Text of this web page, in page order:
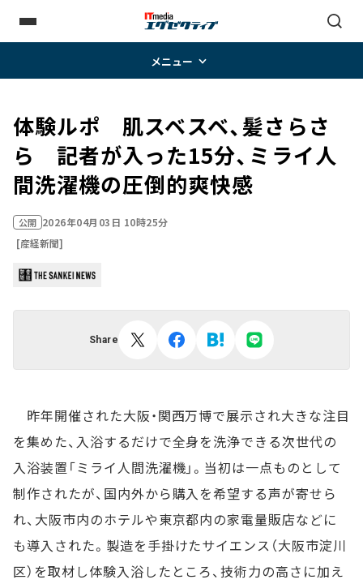
メニュー
体験ルポ 肌スベスベ、髪さらさ
ら 記者が入った15分、ミライ人
間洗濯機の圧倒的爽快感
公開 2026年04月03日 10時25分
[産経新聞]
Share
昨年開催された大阪・関西万博で展示され大きな注目
を集めた、入浴するだけで全身を洗浄できる次世代の
入浴装置「ミライ人間洗濯機」。当初は一点ものとして
制作されたが、国内外から購入を希望する声が寄せら
れ、大阪市内のホテルや東京都内の家電量販店などに
も導入された。製造を手掛けたサイエンス（大阪市淀川
区）を取材し体験入浴したところ、技術力の高さに加え